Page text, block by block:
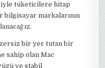
tüketicilere hitap
bilgisayar markalarının
bir yer tutan bir
sahip olan Mac
ve stabil